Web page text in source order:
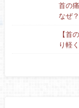
首の
なぜ
【首
り軽